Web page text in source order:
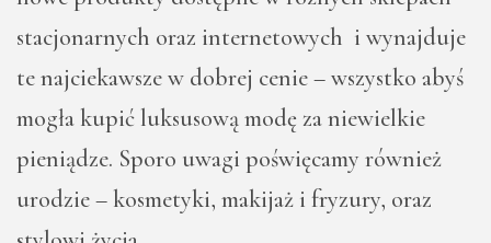
stacjonarnych oraz internetowych i wynajduje
te najciekawsze w dobrej cenie – wszystko abyś
mogła kupić luksusową modę za niewielkie
pieniądze. Sporo uwagi poświęcamy również
urodzie – kosmetyki, makijaż i fryzury, oraz